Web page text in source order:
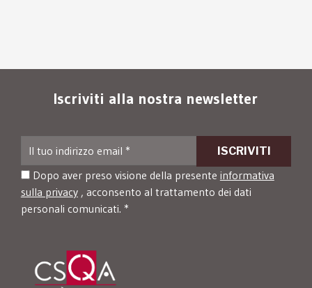
Iscriviti alla nostra newsletter
Dopo aver preso visione della presente informativa
sulla privacy, acconsento al trattamento dei dati
personali comunicati. *